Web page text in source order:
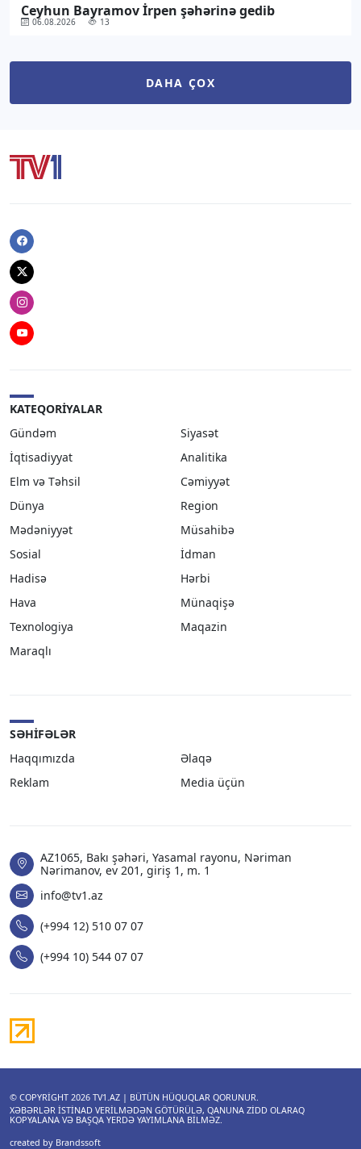
Ceyhun Bayramov İrpen şəhərinə gedib
06.08.2026 13
DAHA ÇOX
Facebook
Twitter
Instagram
Youtube
KATEQORIYALAR
Gündəm
Siyasət
İqtisadiyyat
Analitika
Elm və Təhsil
Cəmiyyət
Dünya
Region
Mədəniyyət
Müsahibə
Sosial
İdman
Hadisə
Hərbi
Hava
Münaqişə
Texnologiya
Maqazin
Maraqlı
SƏHIFƏLƏR
Haqqımızda
Əlaqə
Reklam
Media üçün
AZ1065, Bakı şəhəri, Yasamal rayonu, Nəriman
Nərimanov, ev 201, giriş 1, m. 1
info@tv1.az
(+994 12) 510 07 07
(+994 10) 544 07 07
© COPYRIGHT 2026 TV1.AZ | BÜTÜN HÜQUQLAR QORUNUR.
XƏBƏRLƏR ISTINAD VERILMƏDƏN GÖTÜRÜLƏ, QANUNA ZIDD OLARAQ
KOPYALANA VƏ BAŞQA YERDƏ YAYIMLANA BILMƏZ.
created by Brandssoft